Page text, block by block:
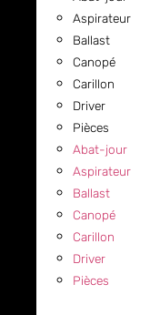
Aspirateur
Ballast
Canopé
Carillon
Driver
Pièces
Abat-jour
Aspirateur
Ballast
Canopé
Carillon
Driver
Pièces